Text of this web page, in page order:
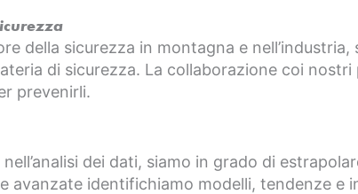
della sicurezza in montagna e
di sicurezza. La collaborazione coi
prevenirli.
dei dati, siamo in grado di
avanzate identifichiamo modelli, tendenze e